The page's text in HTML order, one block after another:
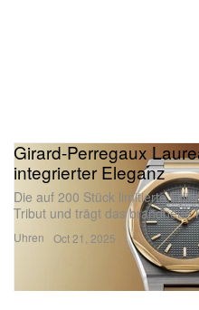
Uhren
Girard-Perregaux
integrierter Eleganz
Die auf 200 Stück limitierte
Tribut und trägt das brandneue
Oct 21, 2025